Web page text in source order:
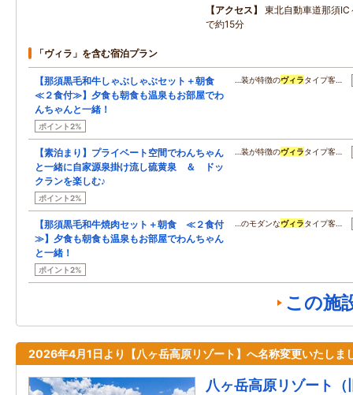
アクセス
東北自動車道那須
で約15分
「ヴィラ」を含む宿泊プラン
【那須黒毛和牛しゃぶしゃぶセット＋朝食
≪２食付≫】夕食も朝食も温泉もお部屋でわ
んちゃんと一緒！
ポイント2%
…装が特徴のヴィラタイプ客…
【素泊まり】プライベート空間でわんちゃん
と一緒に自家源泉掛け流し硫黄泉 ＆ ドッ
クランを楽しむ♪
ポイント2%
…装が特徴のヴィラタイプ客…
【那須黒毛和牛焼肉セット＋朝食 ≪２食付
≫】夕食も朝食も温泉もお部屋でわんちゃん
と一緒！
ポイント2%
…のモダンなヴィラタイプ客…
この施
2026年4月1日より【八ヶ岳高原リゾート】へ名称変更いたしま
八ヶ岳高原リゾート